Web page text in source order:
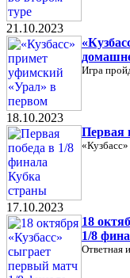
21.10.2023
Игра
18.10.2023
Первая
17.10.2023
18
1/8
Ответная